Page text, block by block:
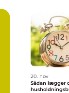
20. nov
Sådan lægger